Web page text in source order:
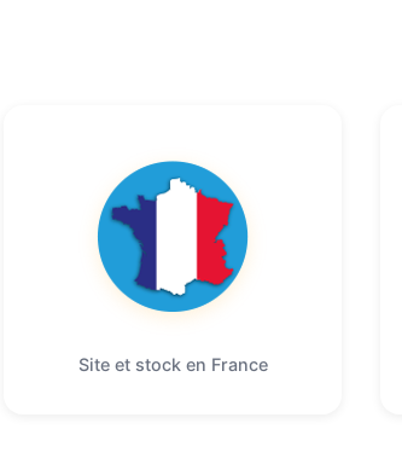
Site et stock en France